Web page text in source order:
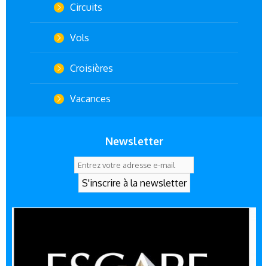
Circuits
Vols
Croisières
Vacances
Newsletter